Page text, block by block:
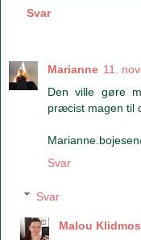
Svar
Marianne 11.
Den ville gøre
præcist magen til
Svar
Svar
Malou